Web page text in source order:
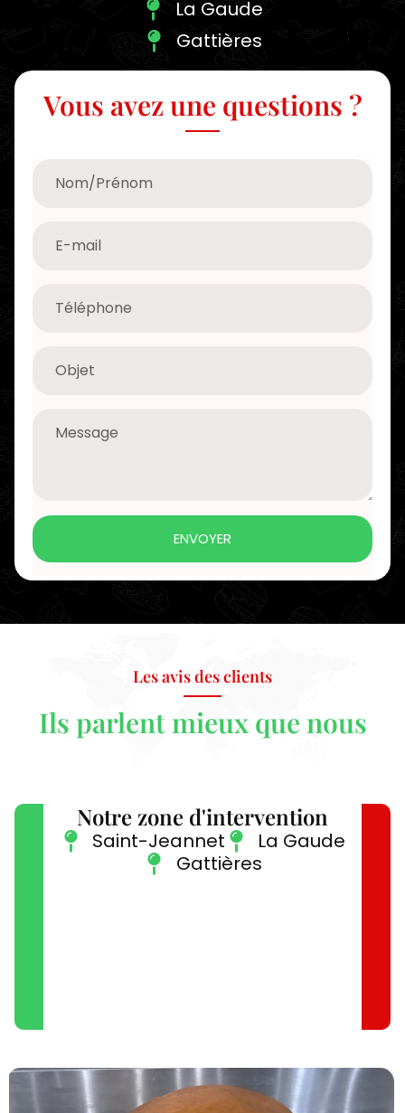
La Gaude
Gattières
Vous avez une questions ?
ENVOYER
Les avis des clients
Ils parlent mieux que nous
Notre zone d'intervention
Saint-Jeannet
La Gaude
Gattières